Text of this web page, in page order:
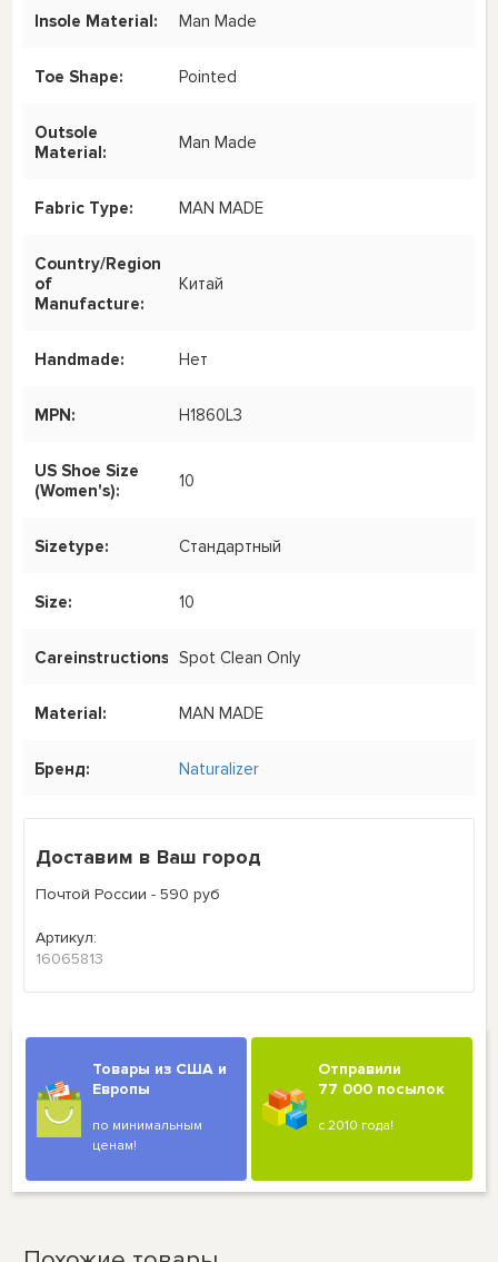
Insole Material: Man Made
Toe Shape: Pointed
Outsole
Material:
Man Made
Fabric Type: MAN MADE
Country/Region
of
Manufacture:
Китай
Handmade: Нет
MPN: H1860L3
US Shoe Size
(Women's):
10
Sizetype: Стандартный
Size: 10
Careinstructions: Spot Clean Only
Material: MAN MADE
Бренд: Naturalizer
Доставим в Ваш город
Почтой России - 590 руб
Артикул:
16065813
Товары из США и
Европы
по минимальным
ценам!
Отправили
77 000 посылок
с 2010 года!